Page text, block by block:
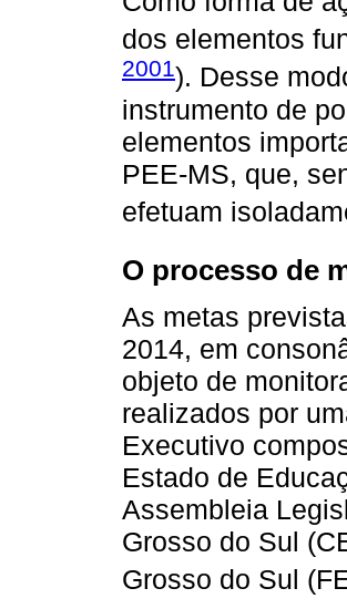
dos elementos
2001). Desse
instrumento de
elementos
PEE-MS, que,
efetuam
O processo de
As metas
2014, em
objeto de
realizados por
Executivo
Estado de
Assembleia
Grosso do Sul
Grosso do Sul